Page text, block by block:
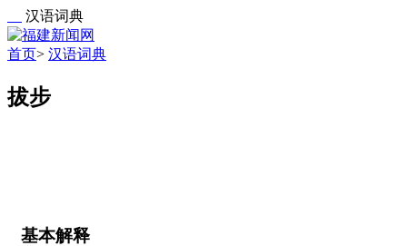
汉语词典
首页> 汉语词典
拔步
基本解释